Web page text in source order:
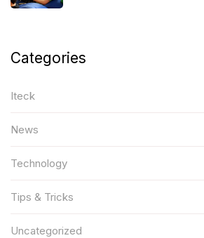
Categories
Iteck
News
Technology
Tips & Tricks
Uncategorized